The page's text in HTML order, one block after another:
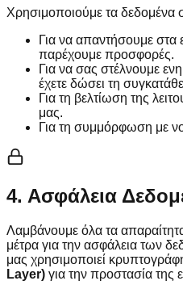
Χρησιμοποιούμε τα δεδομένα
Για να απαντήσουμε στα
παρέχουμε προσφορές.
Για να σας στέλνουμε
έχετε δώσει τη
Για τη βελτίωση της
μας.
Για τη συμμόρφωση με
4. Ασφάλεια
Λαμβάνουμε όλα τα
μέτρα για την ασφάλεια των
μας χρησιμοποιεί
Layer) για την προστασία της